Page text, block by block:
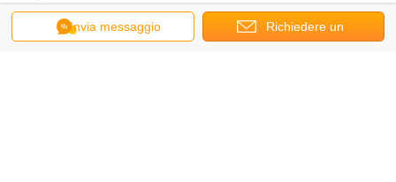
congelatore dell'esposizione del dolce
Invia messaggio Richiedere un